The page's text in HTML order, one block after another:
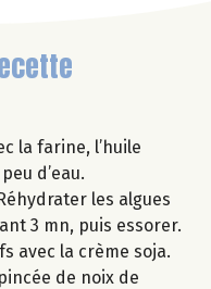
la farine, l’huile
d’eau.
les algues
3 mn, puis essorer.
avec la crème soja.
de noix de